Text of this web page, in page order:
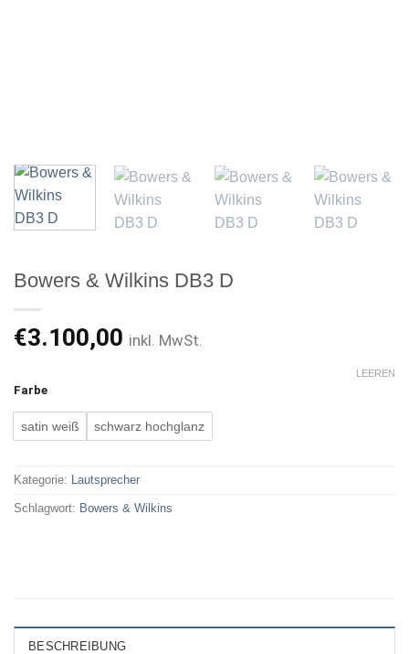
Bowers & Wilkins DB3 D
€3.100,00 inkl. MwSt.
Farbe
satin weiß schwarz hochglanz
LEEREN
Kategorie: Lautsprecher
Schlagwort: Bowers & Wilkins
BESCHREIBUNG